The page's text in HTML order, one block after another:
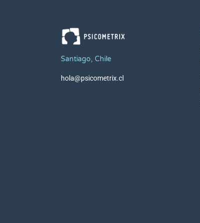
Santiago, Chile
hola@psicometrix.cl